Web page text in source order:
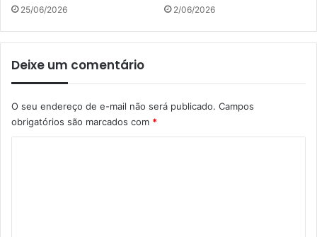
25/06/2026 2/06/2026
Deixe um comentário
O seu endereço de e-mail não será publicado. Campos
obrigatórios são marcados com *